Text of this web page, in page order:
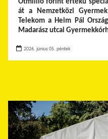
Ötmillió forint értékű
át a Nemzetközi
Telekom a Heim Pál
Madarász utcai
2026. június 05. péntek